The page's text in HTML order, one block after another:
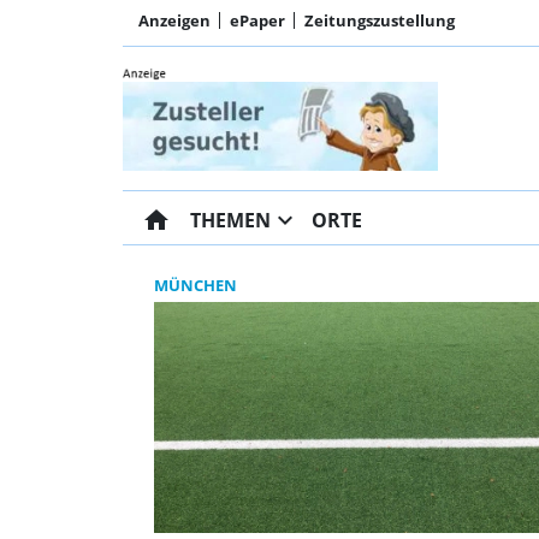
Anzeigen ePaper Zeitungszustellung
home THEMEN expand_more ORTE
MÜNCHEN